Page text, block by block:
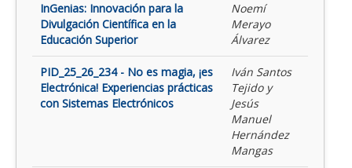
InGenias: Innovación para la
Divulgación Científica en la
Educación Superior
Noemí
Merayo
Álvarez
PID_25_26_234 - No es magia, ¡es
Electrónica! Experiencias prácticas
con Sistemas Electrónicos
Iván Santos
Tejido y
Jesús
Manuel
Hernández
Mangas